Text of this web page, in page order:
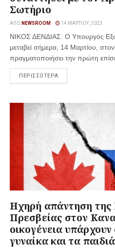
Σωτήριο
ΑΠΌ NEWSROOM 14 ΜΑΡΤΊΟΥ, 2023
ΝΙΚΟΣ ΔΕΝΔΙΑΣ: Ο Υπουργός
μεταβεί σήμερα, 14 Μαρτίου,
πραγματοποιήσει την πρώτη
ΠΕΡΙΣΣΟΤΕΡΑ
Ηχηρή απάντηση της
Πρεσβείας στον
οικογένεια
γυναίκα και τα παιδιά